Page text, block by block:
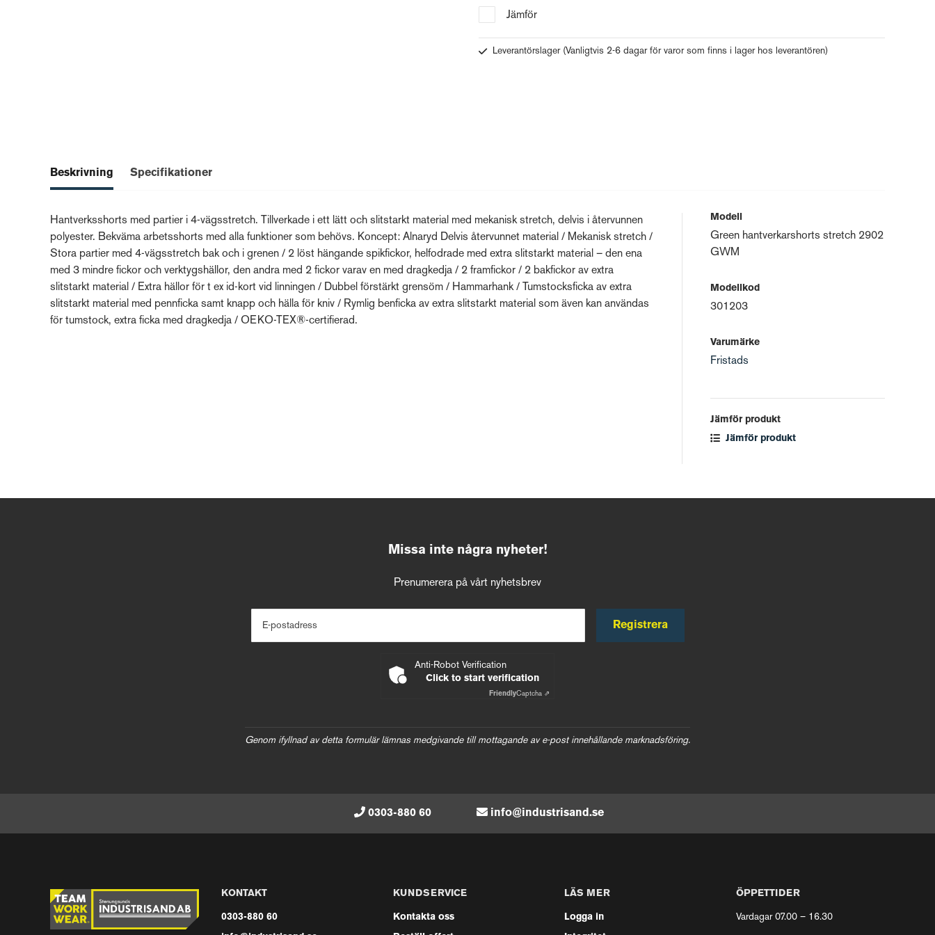
Jämför
Leverantörslager (Vanligtvis 2-6 dagar för varor som finns i lager hos leverantören)
Beskrivning Specifikationer
Hantverksshorts med partier i 4-vägsstretch. Tillverkade i ett lätt och slitstarkt material med mekanisk stretch, delvis i återvunnen
polyester. Bekväma arbetsshorts med alla funktioner som behövs. Koncept: Alnaryd Delvis återvunnet material / Mekanisk stretch /
Stora partier med 4-vägsstretch bak och i grenen / 2 löst hängande spikfickor, helfodrade med extra slitstarkt material – den ena
med 3 mindre fickor och verktygshällor, den andra med 2 fickor varav en med dragkedja / 2 framfickor / 2 bakfickor av extra
slitstarkt material / Extra hällor för t ex id-kort vid linningen / Dubbel förstärkt grensöm / Hammarhank / Tumstocksficka av extra
slitstarkt material med pennficka samt knapp och hälla för kniv / Rymlig benficka av extra slitstarkt material som även kan användas
för tumstock, extra ficka med dragkedja / OEKO-TEX®-certifierad.
Modell
Green hantverkarshorts stretch 2902
GWM
Modellkod
301203
Varumärke
Fristads
Jämför produkt
Jämför produkt
Missa inte några nyheter!
Prenumerera på vårt nyhetsbrev
E-postadress Registrera
Anti-Robot Verification
Click to start verification
FriendlyCaptcha ⇗
Genom ifyllnad av detta formulär lämnas medgivande till mottagande av e-post innehållande marknadsföring.
0303-880 60 info@industrisand.se
KONTAKT
0303-880 60
KUNDSERVICE
Kontakta oss
LÄS MER
Logga in
ÖPPETTIDER
Vardagar 07.00 – 16.30